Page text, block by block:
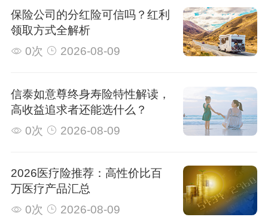
保险公司的分红险可信吗？红利
领取方式全解析
0次
2026-08-09
信泰如意尊终身寿险特性解读，
高收益追求者还能选什么？
0次
2026-08-09
2026医疗险推荐：高性价比百
万医疗产品汇总
0次
2026-08-09